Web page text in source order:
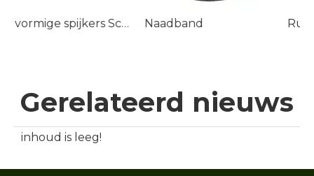
U-vormige spijkers Schroefspijkers Naadband Rubberdeeltjes
Gerelateerd nieuws
inhoud is leeg!